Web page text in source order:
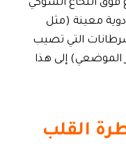
فوق النخاع الشوكي
معينة (مثل
التي تصيب
الموضعي) إلى هذا
القلب